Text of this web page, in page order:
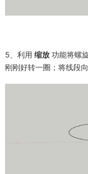
5、利用 缩放 功能将螺
刚刚好转一圈；将线段